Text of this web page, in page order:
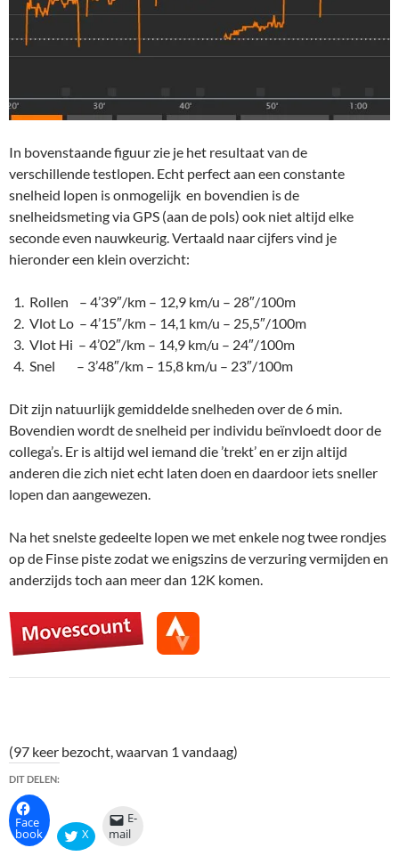
In bovenstaande figuur zie je het resultaat van de
verschillende testlopen. Echt perfect aan een constante
snelheid lopen is onmogelijk en bovendien is de
snelheidsmeting via GPS (aan de pols) ook niet altijd elke
seconde even nauwkeurig. Vertaald naar cijfers vind je
hieronder een klein overzicht:
Rollen – 4’39″/km – 12,9 km/u – 28″/100m
Vlot Lo – 4’15″/km – 14,1 km/u – 25,5″/100m
Vlot Hi – 4’02″/km – 14,9 km/u – 24″/100m
Snel – 3’48″/km – 15,8 km/u – 23″/100m
Dit zijn natuurlijk gemiddelde snelheden over de 6 min.
Bovendien wordt de snelheid per individu beïnvloedt door de
collega’s. Er is altijd wel iemand die ’trekt’ en er zijn altijd
anderen die zich niet echt laten doen en daardoor iets sneller
lopen dan aangewezen.
Na het snelste gedeelte lopen we met enkele nog twee rondjes
op de Finse piste zodat we enigszins de verzuring vermijden en
anderzijds toch aan meer dan 12K komen.
(97 keer bezocht, waarvan 1 vandaag)
DIT DELEN:
Face
book X
E-
mail